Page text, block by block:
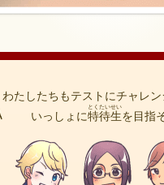
わたしたちもテストにチャレン
いっしょに特待生
とくたいせい
を目指